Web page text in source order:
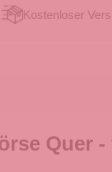
Kostenloser
Quer